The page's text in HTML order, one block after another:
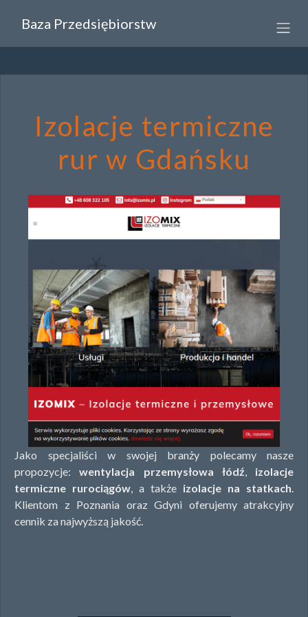
Baza Przedsiębiorstw
Izolacje termiczne
rur w Gdańsku
Jako specjaliści w swojej branży polecamy nasze
propozycje:wentylacja przemysłowa łódź, izolacje
termiczne rurociągów, a także izolacje na statkach.
Klientom z Poznania oraz Gdyni oferujemy atrakcyjny
cennik za najwyższą jakość.